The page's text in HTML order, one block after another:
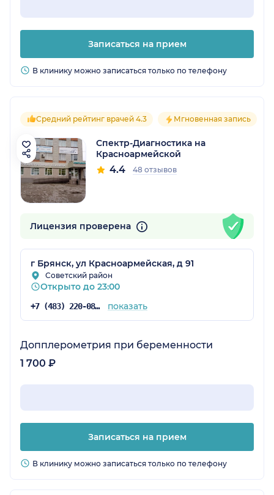
Записаться на прием
В клинику можно записаться только по телефону
Средний рейтинг врачей 4.3 Мгновенная запись
Спектр-Диагностика на
Красноармейской
4.4 48 отзывов
Лицензия проверена
г Брянск, ул Красноармейская, д 91
Советский район
Открыто до 23:00
+7 (483) 220-08-19 показать
Допплерометрия при беременности
1 700 ₽
Записаться на прием
В клинику можно записаться только по телефону